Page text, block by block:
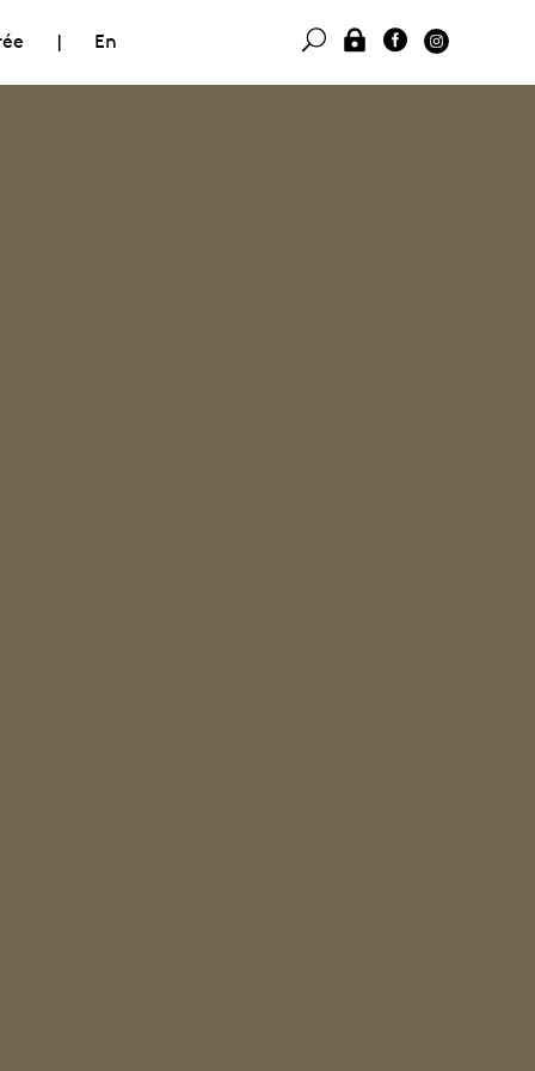
| En